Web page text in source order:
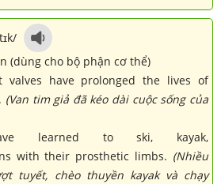
(dùng cho bộ phận cơ thể)
have prolonged the lives of
(Van tim giả đã kéo dài cuộc sống của
learned to ski, kayak,
with their prosthetic limbs. (Nhiều
tuyết, chèo thuyền kayak và chạy